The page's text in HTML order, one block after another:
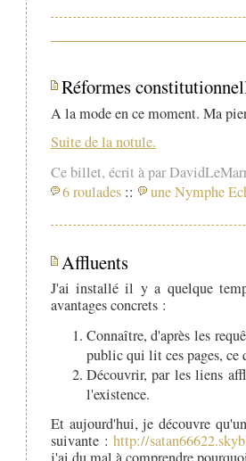
Réformes
A la mode en ce moment. Ma
Suite de la notule.
Ce billet, écrit à par
6 roulades :: une Nymphe
Affluents
J'ai installé il y a quelque
avantages concrets :
Connaître, d'après les
public qui lit ces pages,
Découvrir, par les liens
l'existence.
Et aujourd'hui, je découvre
suivante :http://